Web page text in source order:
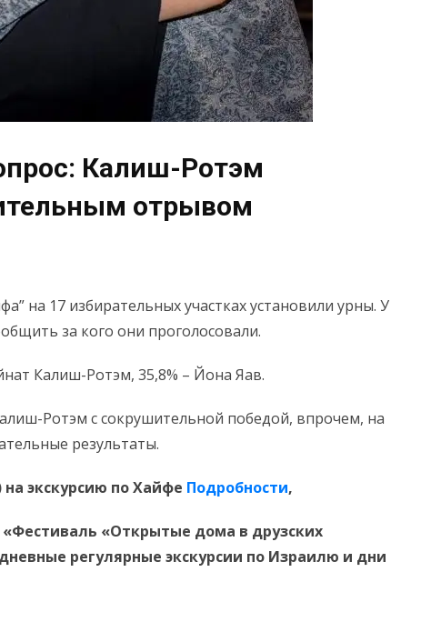
Калиш-Ротэм
отрывом
на 17 избирательных участках установили урны. У
за кого они проголосовали.
Калиш-Ротэм, 35,8% – Йона Яав.
Ротэм с сокрушительной победой, впрочем, на
результаты.
экскурсию по Хайфе Подробности,
«Фестиваль «Открытые дома в друзских
регулярные экскурсии по Израилю и дни